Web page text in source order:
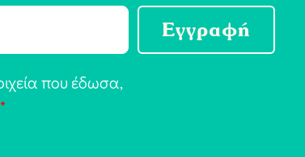
που έδωσα,
*
Εγγραφή